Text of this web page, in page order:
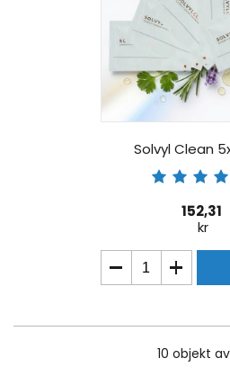
Solvyl Clean
152,31
kr
10 objekt av